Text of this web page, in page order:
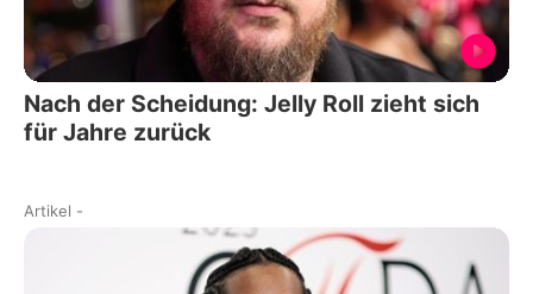
Nach der Scheidung: Jelly Roll zieht sich
für Jahre zurück
Artikel -